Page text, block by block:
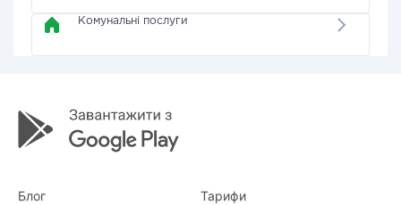
Комунальні послуги
Блог Тарифи